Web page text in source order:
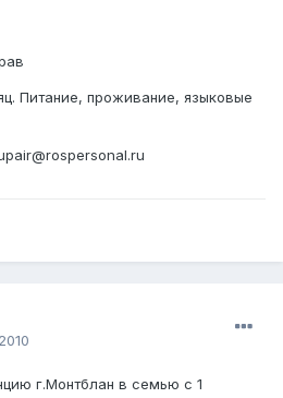
Питание, проживание, языковые
г.Монтблан в семью с 1